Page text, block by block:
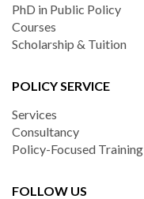
PhD in Public Policy
Courses
Scholarship & Tuition
POLICY SERVICE
Services
Consultancy
Policy-Focused Training
FOLLOW US